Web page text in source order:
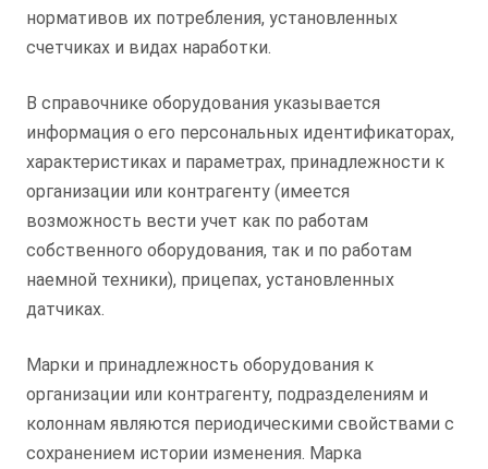
нормативов их потребления, установленных
счетчиках и видах наработки.
В справочнике оборудования указывается
информация о его персональных идентификаторах,
характеристиках и параметрах, принадлежности к
организации или контрагенту (имеется
возможность вести учет как по работам
собственного оборудования, так и по работам
наемной техники), прицепах, установленных
датчиках.
Марки и принадлежность оборудования к
организации или контрагенту, подразделениям и
колоннам являются периодическими свойствами с
сохранением истории изменения. Марка